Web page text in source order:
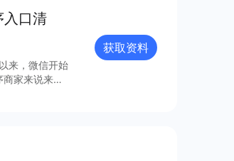
获取～
入口清
来，微信开始
商家来说来
获取资料